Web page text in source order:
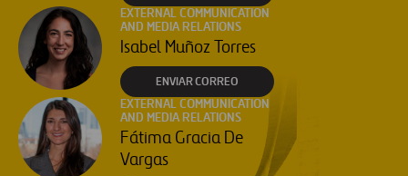
EXTERNAL COMMUNICATION
AND MEDIA RELATIONS
Isabel Muñoz Torres
ENVIAR CORREO
EXTERNAL COMMUNICATION
AND MEDIA RELATIONS
Fátima Gracia De
Vargas